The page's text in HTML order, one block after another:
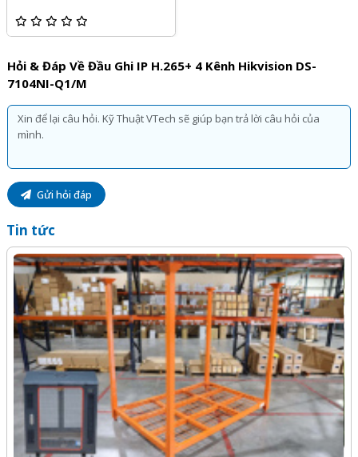
Hỏi & Đáp Về Đầu Ghi IP H.265+ 4 Kênh Hikvision DS-
7104NI-Q1/M
Gửi hỏi đáp
Tin tức